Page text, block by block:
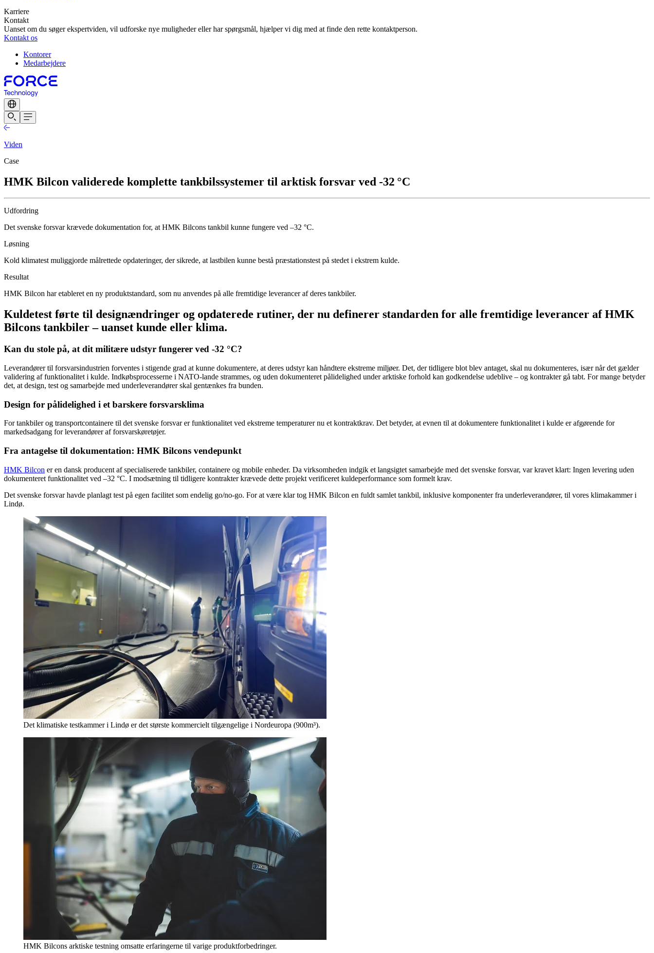
Karriere
Kontakt
Uanset om du søger ekspertviden, vil udforske nye muligheder eller har spørgsmål, hjælper vi dig med at finde den rette kontaktperson.
Kontakt os
Kontorer
Medarbejdere
Viden
Case
HMK Bilcon validerede komplette tankbilssystemer til arktisk forsvar ved -32 °C
Udfordring
Det svenske forsvar krævede dokumentation for, at HMK Bilcons tankbil kunne fungere ved –32 °C.
Løsning
Kold klimatest muliggjorde målrettede opdateringer, der sikrede, at lastbilen kunne bestå præstationstest på stedet i ekstrem kulde.
Resultat
HMK Bilcon har etableret en ny produktstandard, som nu anvendes på alle fremtidige leverancer af deres tankbiler.
Kuldetest førte til designændringer og opdaterede rutiner, der nu definerer standarden for alle fremtidige leverancer af HMK
Bilcons tankbiler – uanset kunde eller klima.
Kan du stole på, at dit militære udstyr fungerer ved -32 °C?
Leverandører til forsvarsindustrien forventes i stigende grad at kunne dokumentere, at deres udstyr kan håndtere ekstreme miljøer. Det, der tidligere blot blev antaget, skal nu dokumenteres, især når det gælder
validering af funktionalitet i kulde. Indkøbsprocesserne i NATO-lande strammes, og uden dokumenteret pålidelighed under arktiske forhold kan godkendelse udeblive – og kontrakter gå tabt. For mange betyder
det, at design, test og samarbejde med underleverandører skal gentænkes fra bunden.
Design for pålidelighed i et barskere forsvarsklima
For tankbiler og transportcontainere til det svenske forsvar er funktionalitet ved ekstreme temperaturer nu et kontraktkrav. Det betyder, at evnen til at dokumentere funktionalitet i kulde er afgørende for
markedsadgang for leverandører af forsvarskøretøjer.
Fra antagelse til dokumentation: HMK Bilcons vendepunkt
HMK Bilcon er en dansk producent af specialiserede tankbiler, containere og mobile enheder. Da virksomheden indgik et langsigtet samarbejde med det svenske forsvar, var kravet klart: Ingen levering uden
dokumenteret funktionalitet ved –32 °C. I modsætning til tidligere kontrakter krævede dette projekt verificeret kuldeperformance som formelt krav.
Det svenske forsvar havde planlagt test på egen facilitet som endelig go/no-go. For at være klar tog HMK Bilcon en fuldt samlet tankbil, inklusive komponenter fra underleverandører, til vores klimakammer i
Lindø.
Det klimatiske testkammer i Lindø er det største kommercielt tilgængelige i Nordeuropa (900m³).
HMK Bilcons arktiske testning omsatte erfaringerne til varige produktforbedringer.